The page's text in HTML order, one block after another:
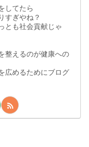
してたら
すぎやね？
とも社会貢献じゃ
整えるのが健康への
広めるためにブログ